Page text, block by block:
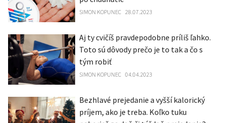
SIMON KOPUNEC 28.07.2023
Aj ty cvičíš pravdepodobne príliš ľahko.
Toto sú dôvody prečo je to tak a čo s
tým robiť
SIMON KOPUNEC 04.04.2023
Bezhlavé prejedanie a vyšší kalorický
príjem, ako je treba. Koľko tuku